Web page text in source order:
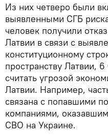
Из них четверо были
выявленными СГБ
человек получили
Латвии в связи с
конституционному
пространству Латвии,
считать угрозой
Латвии. Например,
связана с попавшими
компаниями,
СВО на Украине.